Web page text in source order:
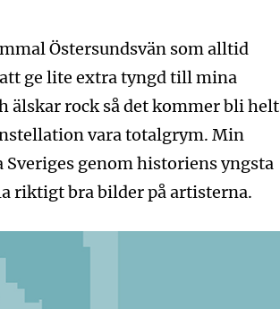
Östersundsvän som alltid
ge lite extra tyngd till mina
älskar rock så det kommer bli helt
vara totalgrym. Min
genom historiens yngsta
riktigt bra bilder på artisterna.